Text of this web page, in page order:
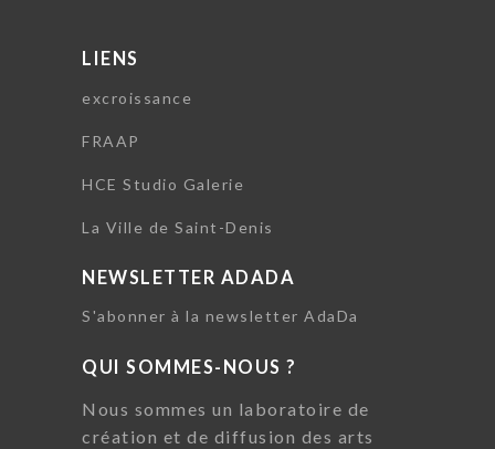
LIENS
excroissance
FRAAP
HCE Studio Galerie
La Ville de Saint-Denis
NEWSLETTER ADADA
S'abonner à la newsletter AdaDa
QUI SOMMES-NOUS ?
Nous sommes un laboratoire de
création et de diffusion des arts